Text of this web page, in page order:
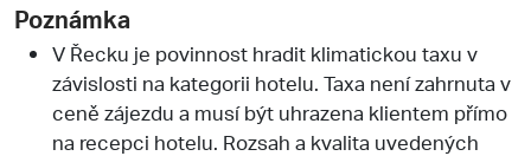
Poznámka
V Řecku je povinnost hradit klimatickou taxu v
závislosti na kategorii hotelu. Taxa není zahrnuta v
ceně zájezdu a musí být uhrazena klientem přímo
na recepci hotelu. Rozsah a kvalita uvedených